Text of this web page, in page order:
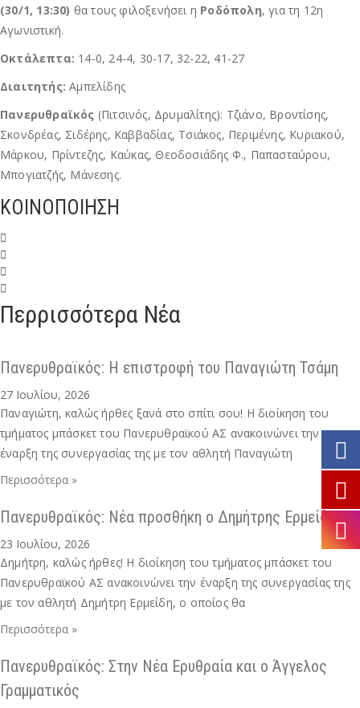
(30/1, 13:30) θα τους φιλοξενήσει η Ροδόπολη, για τη 12η
Αγωνιστική.
Οκτάλεπτα: 14-0, 24-4, 30-17, 32-22, 41-27
Διαιτητής: Αμπελίδης
Πανερυθραϊκός (Πιτσινός, Δρυμαλίτης): Τζιάνο, Βροντίσης,
Σκονδρέας, Σιδέρης, Καββαδίας, Τσιάκος, Περιμένης, Κυριακού,
Μάρκου, Πρίντεζης, Καύκας, Θεοδοσιάδης Φ., Παπασταύρου,
Μπογιατζής, Μάνεσης.
ΚΟΙΝΟΠΟΙΗΣΗ
Περρισσότερα Νέα
Πανερυθραϊκός: Η επιστροφή του Παναγιώτη Τσάμη
27 Ιουλίου, 2026
Παναγιώτη, καλώς ήρθες ξανά στο σπίτι σου! Η διοίκηση του
τμήματος μπάσκετ του Πανερυθραϊκού ΑΣ ανακοινώνει την
έναρξη της συνεργασίας της με τον αθλητή Παναγιώτη
Περισσότερα »
Πανερυθραϊκός: Νέα προσθήκη ο Δημήτρης Ερμείδης
23 Ιουλίου, 2026
Δημήτρη, καλώς ήρθες! Η διοίκηση του τμήματος μπάσκετ του
Πανερυθραϊκού ΑΣ ανακοινώνει την έναρξη της συνεργασίας της
με τον αθλητή Δημήτρη Ερμείδη, ο οποίος θα
Περισσότερα »
Πανερυθραϊκός: Στην Νέα Ερυθραία και ο Άγγελος
Γραμματικός